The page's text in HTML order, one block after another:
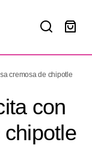
cremosa de chipotle
con